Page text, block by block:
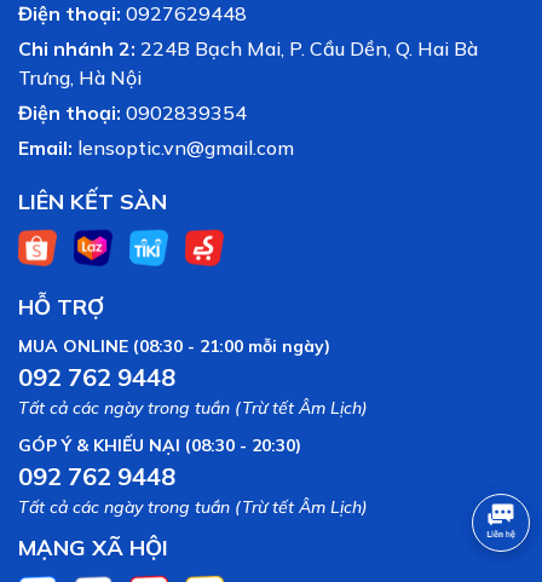
Điện thoại: 0927629448
Chi nhánh 2: 224B Bạch Mai, P. Cầu Dền, Q. Hai Bà
Trưng, Hà Nội
Điện thoại: 0902839354
Email: lensoptic.vn@gmail.com
LIÊN KẾT SÀN
HỖ TRỢ
MUA ONLINE (08:30 - 21:00 mỗi ngày)
092 762 9448
Tất cả các ngày trong tuần (Trừ tết Âm Lịch)
GÓP Ý & KHIẾU NẠI (08:30 - 20:30)
092 762 9448
Tất cả các ngày trong tuần (Trừ tết Âm Lịch)
MẠNG XÃ HỘI